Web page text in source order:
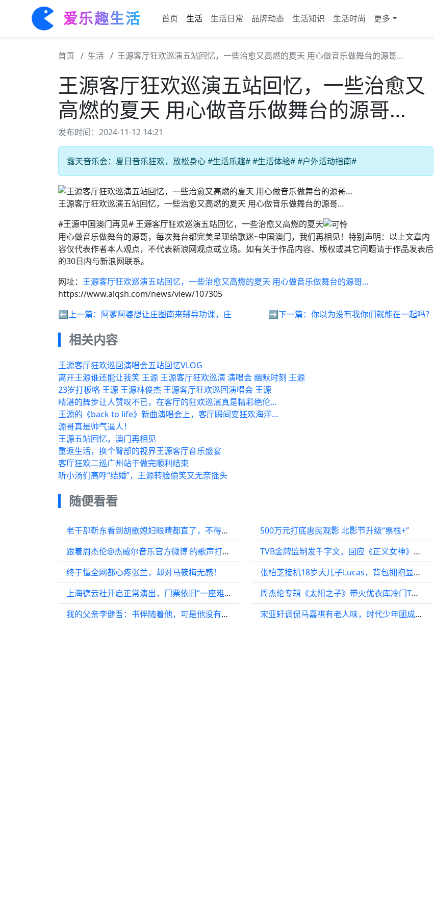
爱乐趣生活 首页 生活 生活日常 品牌动态 生活知识 生活时尚 更多
首页 生活 王源客厅狂欢巡演五站回忆，一些治愈又高燃的夏天 用心做音乐做舞台的源哥…
王源客厅狂欢巡演五站回忆，一些治愈又
高燃的夏天 用心做音乐做舞台的源哥…
发布时间：2024-11-12 14:21
露天音乐会：夏日音乐狂欢，放松身心 #生活乐趣# #生活体验# #户外活动指南#
王源客厅狂欢巡演五站回忆，一些治愈又高燃的夏天 用心做音乐做舞台的源哥…
#王源中国澳门再见# 王源客厅狂欢巡演五站回忆，一些治愈又高燃的夏天
用心做音乐做舞台的源哥，每次舞台都完美呈现给歌迷~中国澳门，我们再相见！特别声明：以上文章内
容仅代表作者本人观点，不代表新浪网观点或立场。如有关于作品内容、版权或其它问题请于作品发表后
的30日内与新浪网联系。
网址： 王源客厅狂欢巡演五站回忆，一些治愈又高燃的夏天 用心做音乐做舞台的源哥…
https://www.alqsh.com/news/view/107305
⬅️上一篇： 阿爹阿婆想让庄图南来辅导功课，庄 ➡️下一篇： 你以为没有我你们就能在一起吗？
相关内容
王源客厅狂欢巡回演唱会五站回忆VLOG
离开王源谁还能让我笑 王源 王源客厅狂欢巡演 演唱会 幽默时刻 王源
23岁打板咯 王源 王源林俊杰 王源客厅狂欢巡回演唱会 王源
精湛的舞步让人赞叹不已，在客厅的狂欢巡演真是精彩绝伦…
王源的《back to life》新曲演唱会上，客厅瞬间变狂欢海洋…
源哥真是帅气逼人！
王源五站回忆，澳门再相见
重返生活，换个臀部的视界王源客厅音乐盛宴
客厅狂欢二巡广州站于做完顺利结束
听小汤们高呼“结婚”，王源转脸偷笑又无奈摇头
随便看看
老干部靳东看到胡歌媳妇眼睛都直了，不得不说宋轶初看一般，越看越好看啊！
跟着周杰伦@杰威尔音乐官方微博 的歌声打卡美丽湛江，晚安好梦！
终于懂全网都心疼张兰，却对马筱梅无感！
上海德云社开启正常演出，门票依旧“一座难求”，观众有望看戏吃咖啡
我的父亲李健吾：书伴随着他，可是他没有书房
500万元打底惠民观影 北影节升级“票根+”
TVB金牌监制发千字文，回应《正义女神》抄袭争议，创作内幕曝光
张柏芝接机18岁大儿子Lucas，背包拥抱显母子情深
周杰伦专辑《太阳之子》带火优衣库冷门T恤，溢价1.4倍成杰迷“应援战袍”
宋亚轩调侃马嘉祺有老人味，时代少年团成员互曝趣事